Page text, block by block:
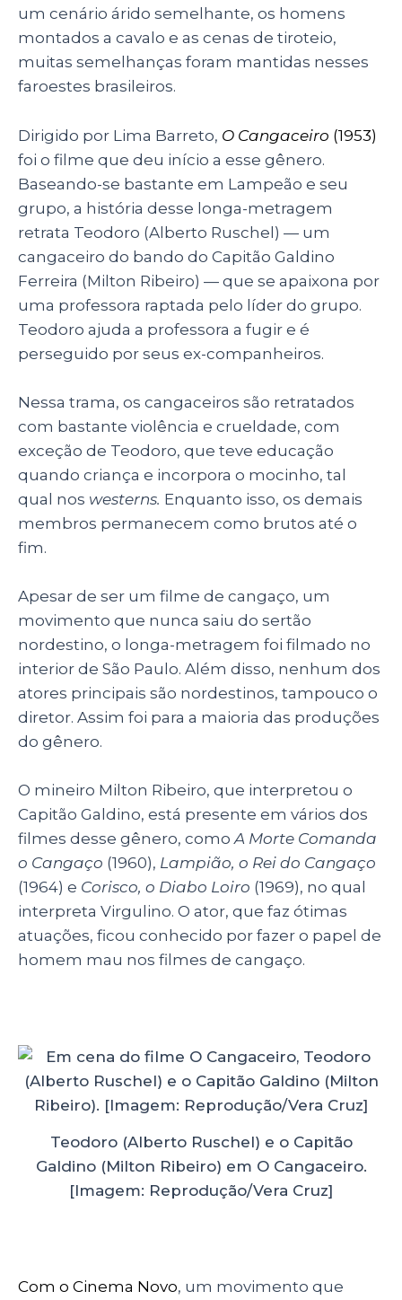
um cenário árido semelhante, os homens
montados a cavalo e as cenas de tiroteio,
muitas semelhanças foram mantidas nesses
faroestes brasileiros.
Dirigido por Lima Barreto, O Cangaceiro (1953)
foi o filme que deu início a esse gênero.
Baseando-se bastante em Lampeão e seu
grupo, a história desse longa-metragem
retrata Teodoro (Alberto Ruschel) — um
cangaceiro do bando do Capitão Galdino
Ferreira (Milton Ribeiro) — que se apaixona por
uma professora raptada pelo líder do grupo.
Teodoro ajuda a professora a fugir e é
perseguido por seus ex-companheiros.
Nessa trama, os cangaceiros são retratados
com bastante violência e crueldade, com
exceção de Teodoro, que teve educação
quando criança e incorpora o mocinho, tal
qual nos westerns. Enquanto isso, os demais
membros permanecem como brutos até o
fim.
Apesar de ser um filme de cangaço, um
movimento que nunca saiu do sertão
nordestino, o longa-metragem foi filmado no
interior de São Paulo. Além disso, nenhum dos
atores principais são nordestinos, tampouco o
diretor. Assim foi para a maioria das produções
do gênero.
O mineiro Milton Ribeiro, que interpretou o
Capitão Galdino, está presente em vários dos
filmes desse gênero, comoA Morte Comanda
o Cangaço (1960), Lampião, o Rei do Cangaço
(1964) e Corisco, o Diabo Loiro (1969), no qual
interpreta Virgulino. O ator, que faz ótimas
atuações, ficou conhecido por fazer o papel de
homem mau nos filmes de cangaço.
Teodoro (Alberto Ruschel) e o Capitão
Galdino (Milton Ribeiro) em O Cangaceiro.
[Imagem: Reprodução/Vera Cruz]
Com o Cinema Novo, um movimento que